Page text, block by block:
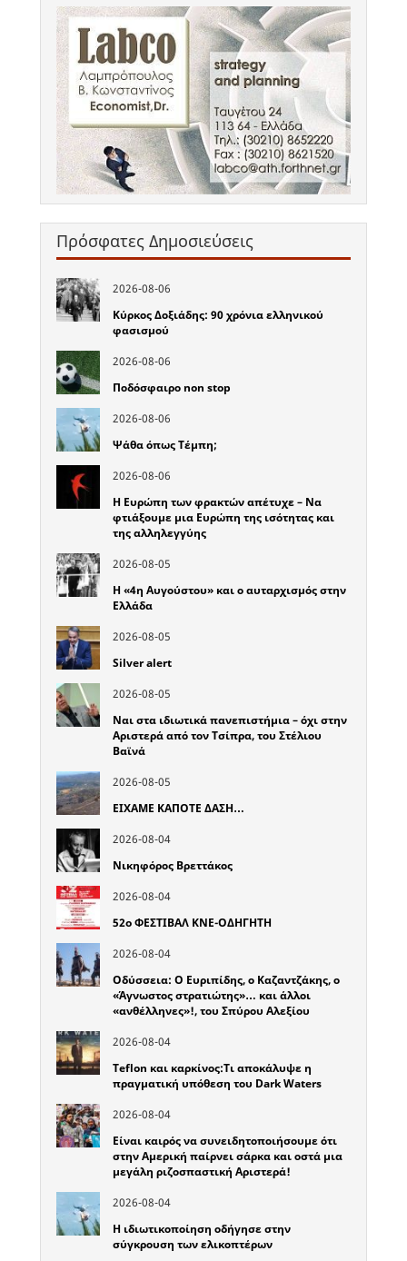
Πρόσφατες Δημοσιεύσεις
2026-08-06
Κύρκος Δοξιάδης: 90 χρόνια ελληνικού
φασισμού
2026-08-06
Ποδόσφαιρο non stop
2026-08-06
Ψάθα όπως Τέμπη;
2026-08-06
Η Ευρώπη των φρακτών απέτυχε – Να
φτιάξουμε μια Ευρώπη της ισότητας και
της αλληλεγγύης
2026-08-05
Η «4η Αυγούστου» και ο αυταρχισμός στην
Ελλάδα
2026-08-05
Silver alert
2026-08-05
Ναι στα ιδιωτικά πανεπιστήμια – όχι στην
Αριστερά από τον Τσίπρα, του Στέλιου
Βαϊνά
2026-08-05
ΕΙΧΑΜΕ ΚΑΠΟΤΕ ΔΑΣΗ…
2026-08-04
Νικηφόρος Βρεττάκος
2026-08-04
52o ΦΕΣΤΙΒΑΛ ΚΝΕ-ΟΔΗΓΗΤΗ
2026-08-04
Οδύσσεια: Ο Ευριπίδης, ο Καζαντζάκης, ο
«Άγνωστος στρατιώτης»… και άλλοι
«ανθέλληνες»!, του Σπύρου Αλεξίου
2026-08-04
Teflon και καρκίνος:Τι αποκάλυψε η
πραγματική υπόθεση του Dark Waters
2026-08-04
Είναι καιρός να συνειδητοποιήσουμε ότι
στην Αμερική παίρνει σάρκα και οστά μια
μεγάλη ριζοσπαστική Αριστερά!
2026-08-04
Η ιδιωτικοποίηση οδήγησε στην
σύγκρουση των ελικοπτέρων